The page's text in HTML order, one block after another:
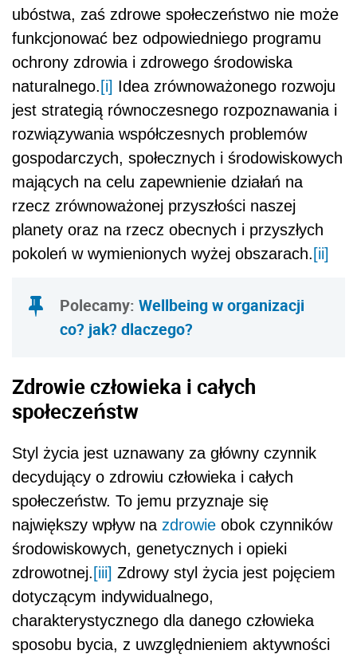
ubóstwa, zaś zdrowe społeczeństwo nie może
funkcjonować bez odpowiedniego programu
ochrony zdrowia i zdrowego środowiska
naturalnego.[i] Idea zrównoważonego rozwoju
jest strategią równoczesnego rozpoznawania i
rozwiązywania współczesnych problemów
gospodarczych, społecznych i środowiskowych
mających na celu zapewnienie działań na
rzecz zrównoważonej przyszłości naszej
planety oraz na rzecz obecnych i przyszłych
pokoleń w wymienionych wyżej obszarach.[ii]
Polecamy: Wellbeing w organizacji
co? jak? dlaczego?
Zdrowie człowieka i całych
społeczeństw
Styl życia jest uznawany za główny czynnik
decydujący o zdrowiu człowieka i całych
społeczeństw. To jemu przyznaje się
największy wpływ na zdrowie obok czynników
środowiskowych, genetycznych i opieki
zdrowotnej. [iii] Zdrowy styl życia jest pojęciem
dotyczącym indywidualnego,
charakterystycznego dla danego człowieka
sposobu bycia, z uwzględnieniem aktywności